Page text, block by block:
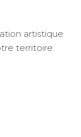
artistique
territoire.